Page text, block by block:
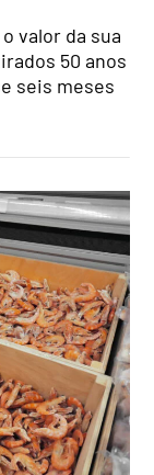
valor da sua
50 anos
seis meses